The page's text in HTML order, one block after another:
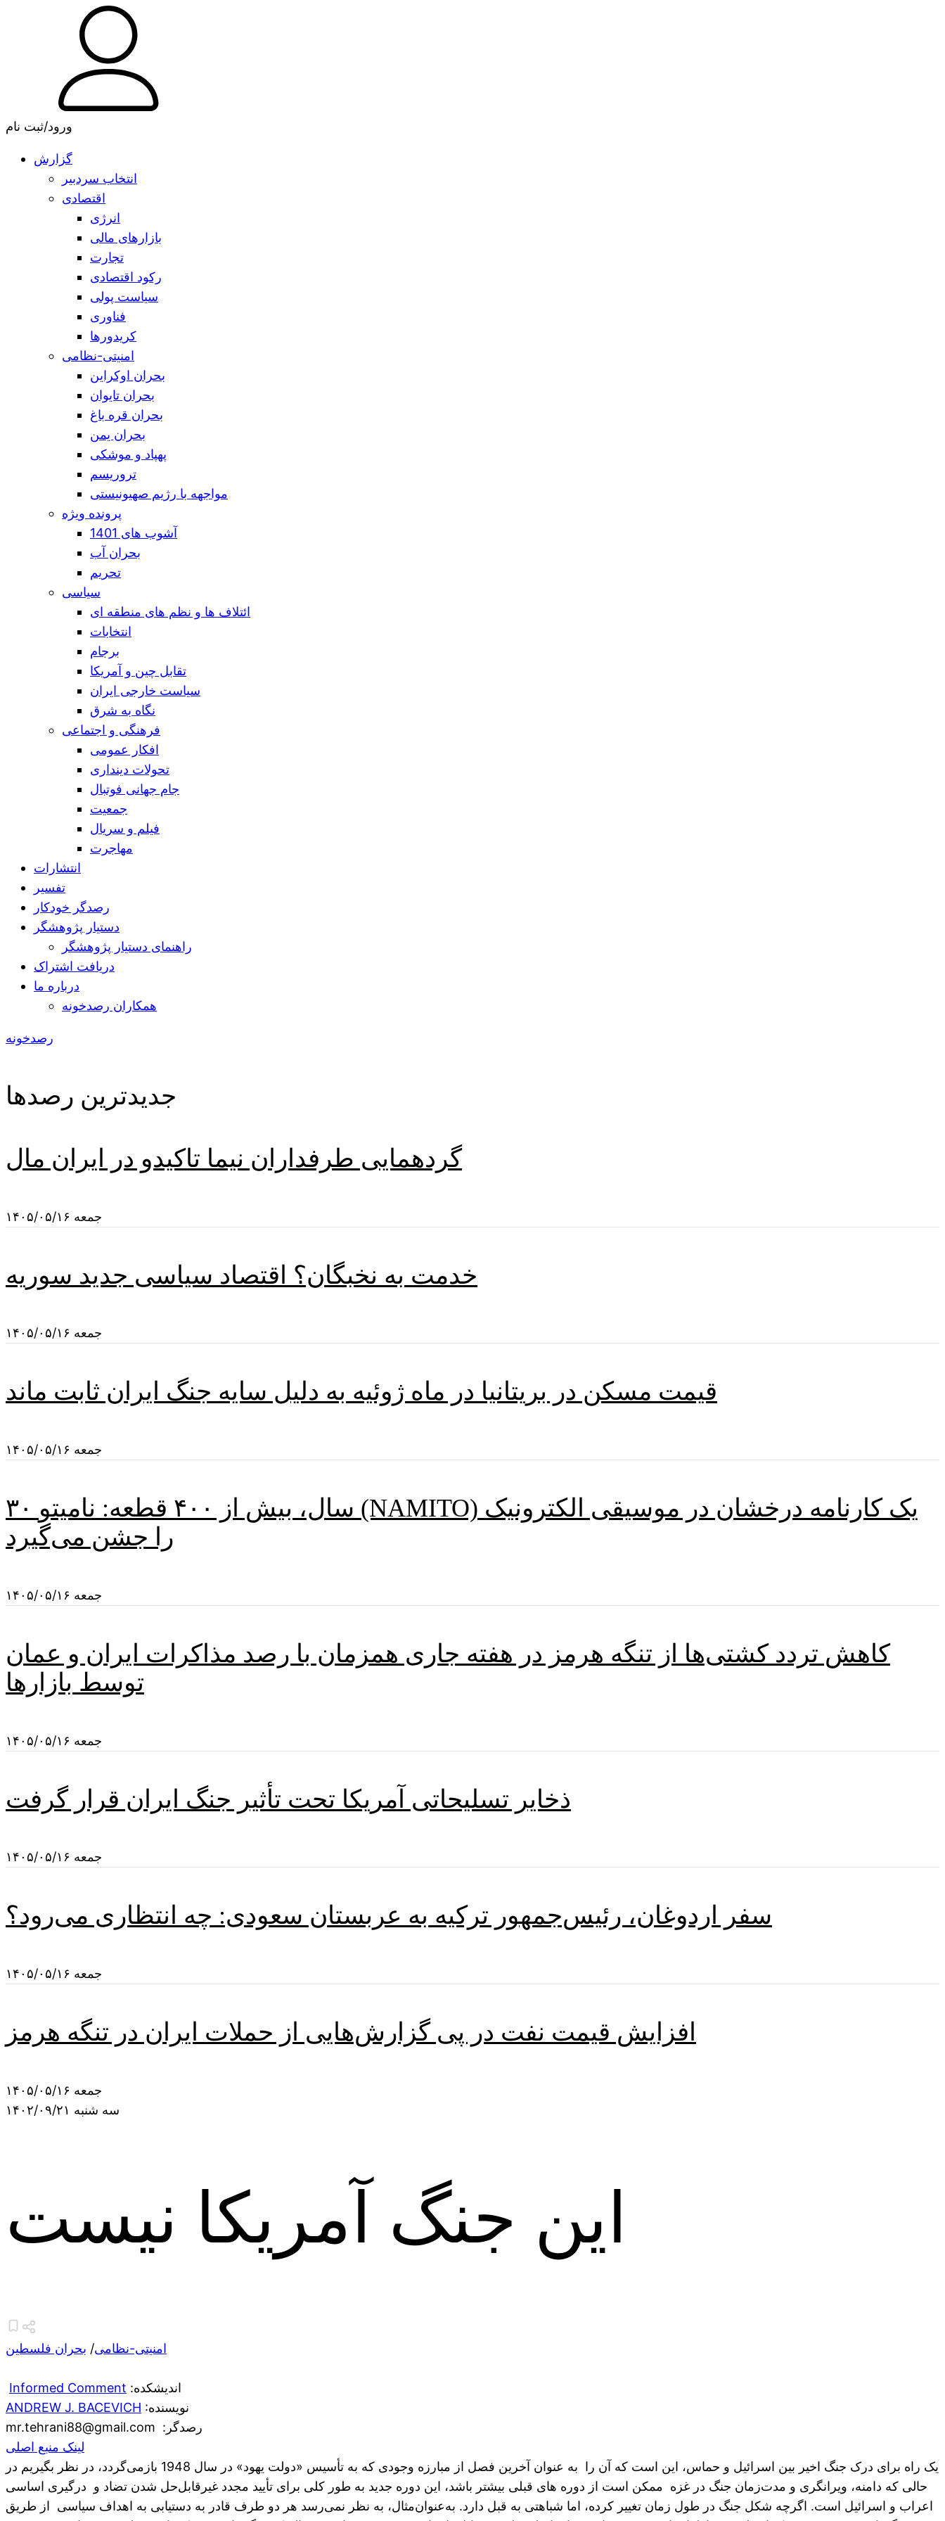
ورود/ثبت نام
گزارش
انتخاب سردبیر
اقتصادی
انرژی
بازارهای مالی
تجارت
رکود اقتصادی
سیاست پولی
فناوری
کریدورها
امنیتی-نظامی
بحران اوکراین
بحران تایوان
بحران قره باغ
بحران یمن
پهپاد و موشکی
تروریسم
مواجهه با رژیم صهیونیستی
پرونده ویژه
آشوب های 1401
بحران آب
تحریم
سیاسی
ائتلاف ها و نظم های منطقه ای
انتخابات
برجام
تقابل چین و آمریکا
سیاست خارجی ایران
نگاه به شرق
فرهنگی و اجتماعی
افکار عمومی
تحولات دینداری
جام جهانی فوتبال
جمعیت
فیلم و سریال
مهاجرت
انتشارات
تفسیر
رصدگر خودکار
دستیار پژوهشگر
راهنمای دستیار پژوهشگر
دریافت اشتراک
درباره ما
همکاران رصدخونه
رصدخونه
جدیدترین رصدها
گردهمایی طرفداران نیما تاکیدو در ایران مال
جمعه ۱۴۰۵/۰۵/۱۶
خدمت به نخبگان؟ اقتصاد سیاسی جدید سوریه
جمعه ۱۴۰۵/۰۵/۱۶
قیمت مسکن در بریتانیا در ماه ژوئیه به دلیل سایه جنگ ایران ثابت ماند
جمعه ۱۴۰۵/۰۵/۱۶
۳۰ سال، بیش از ۴۰۰ قطعه: نامیتو (NAMITO) یک کارنامه درخشان در موسیقی الکترونیک
را جشن می‌گیرد
جمعه ۱۴۰۵/۰۵/۱۶
کاهش تردد کشتی‌ها از تنگه هرمز در هفته جاری همزمان با رصد مذاکرات ایران و عمان
توسط بازارها
جمعه ۱۴۰۵/۰۵/۱۶
ذخایر تسلیحاتی آمریکا تحت تأثیر جنگ ایران قرار گرفت
جمعه ۱۴۰۵/۰۵/۱۶
سفر اردوغان، رئیس‌جمهور ترکیه به عربستان سعودی: چه انتظاری می‌رود؟
جمعه ۱۴۰۵/۰۵/۱۶
افزایش قیمت نفت در پی گزارش‌هایی از حملات ایران در تنگه هرمز
جمعه ۱۴۰۵/۰۵/۱۶
سه شنبه ۱۴۰۲/۰۹/۲۱
این جنگ آمریکا نیست
امنیتی-نظامی/ بحران فلسطین
Informed Comment :اندیشکده
ANDREW J. BACEVICH :نویسنده
mr.tehrani88@gmail.com
:رصدگر
لینک منبع اصلی
یک راه برای درک جنگ اخیر بین اسرائیل و حماس، این است که آن را به عنوان آخرین فصل از مبارزه وجودی که به تأسیس «دولت یهود» در سال 1948 بازمی‌گردد، در نظر بگیریم در
حالی که دامنه، ویرانگری و مدت‌زمان جنگ در غزه ممکن است از دوره های قبلی بیشتر باشد، این دوره جدید به طور کلی برای تأیید مجدد غیرقابل‌حل شدن تضاد و درگیری اساسی
اعراب و اسرائیل است. اگرچه شکل جنگ در طول زمان تغییر کرده، اما شباهتی به قبل دارد. به‌عنوان‌مثال، به نظر نمی‌رسد هر دو طرف قادر به دستیابی به اهداف سیاسی از طریق